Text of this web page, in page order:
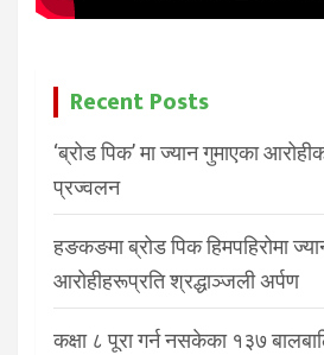
Recent Posts
‘ब्रोड पिक’ मा ज्यान गुमाएका
प्रज्वलन
हङकङमा ब्रोड पिक हिमपहिरोमा
आरोहीहरूप्रति श्रद्धाञ्जली अर्पण
कक्षा ८ पूरा गर्न नसकेका १३७